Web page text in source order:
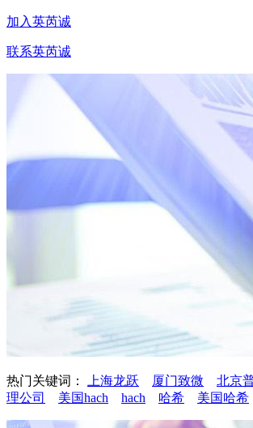
加入英芮诚
联系英芮诚
热门关键词： 上海龙跃 厦门致微 北京
理公司
美国hach hach 哈希 美国哈希